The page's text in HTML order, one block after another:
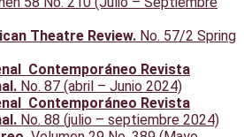
Theatre Review. No. 57/2 Spring
Contemporáneo Revista
No. 87 (abril – Junio 2024)
Contemporáneo Revista
No. 88 (julio – septiembre 2024)